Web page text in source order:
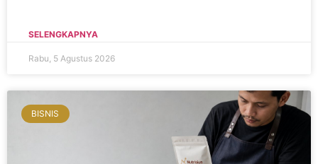
SELENGKAPNYA
Rabu, 5 Agustus 2026
BISNIS